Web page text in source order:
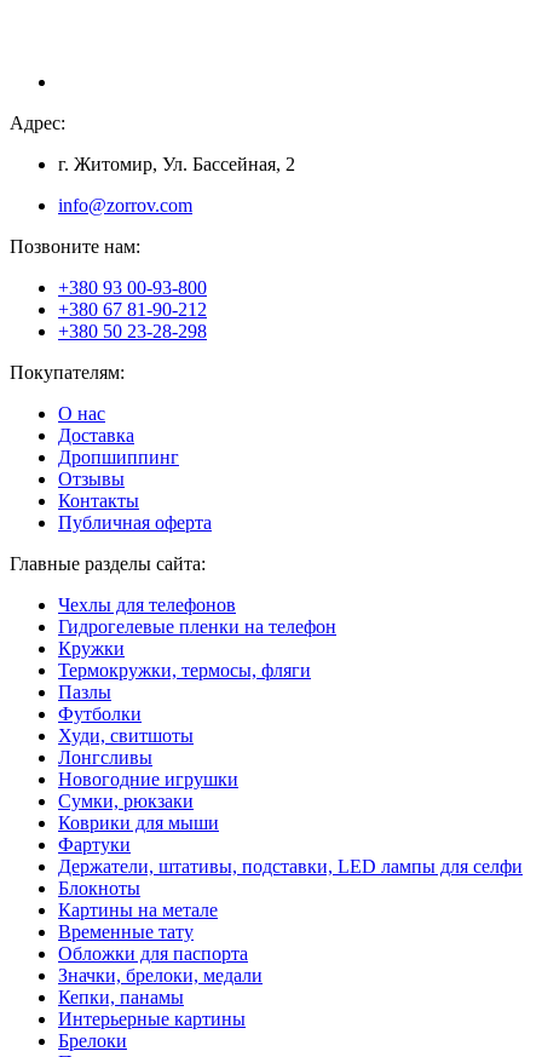
Адрес:
г. Житомир, Ул. Бассейная, 2
info@zorrov.com
Позвоните нам:
+380 93 00-93-800
+380 67 81-90-212
+380 50 23-28-298
Покупателям:
О нас
Доставка
Дропшиппинг
Отзывы
Контакты
Публичная оферта
Главные разделы сайта:
Чехлы для телефонов
Гидрогелевые пленки на телефон
Кружки
Термокружки, термосы, фляги
Пазлы
Футболки
Худи, свитшоты
Лонгсливы
Новогодние игрушки
Сумки, рюкзаки
Коврики для мыши
Фартуки
Держатели, штативы, подставки, LED лампы для селфи
Блокноты
Картины на метале
Временные тату
Обложки для паспорта
Значки, брелоки, медали
Кепки, панамы
Интерьерные картины
Брелоки